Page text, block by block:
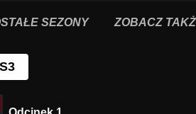
SEZONY ZOBACZ
S3